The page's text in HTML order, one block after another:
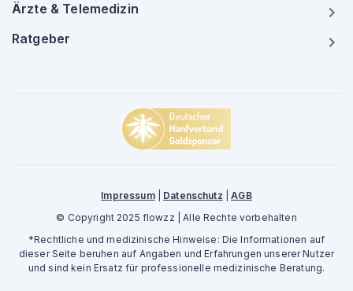
Ärzte & Telemedizin
Ratgeber
Impressum| Datenschutz |AGB
© Copyright 2025 flowzz | Alle Rechte vorbehalten
*Rechtliche und medizinische Hinweise: Die Informationen auf
dieser Seite beruhen auf Angaben und Erfahrungen unserer Nutzer
und sind kein Ersatz für professionelle medizinische Beratung.